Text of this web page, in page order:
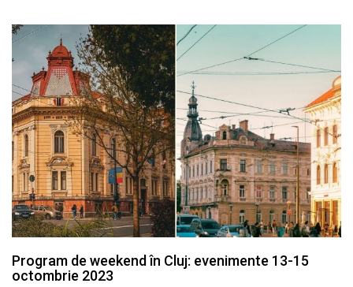
Program de weekend în Cluj: evenimente 13-15
octombrie 2023